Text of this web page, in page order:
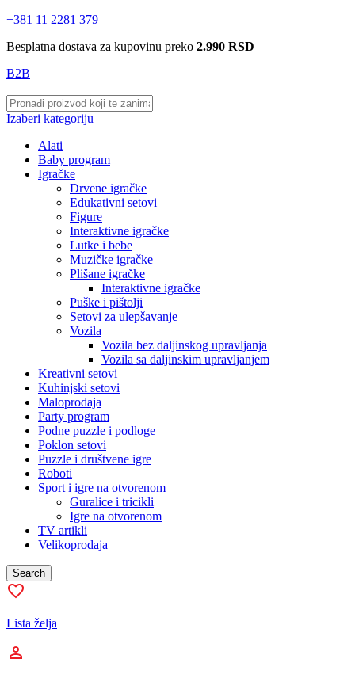
+381 11 2281 379
Besplatna dostava za kupovinu preko 2.990 RSD
B2B
Izaberi kategoriju
Alati
Baby program
Igračke
Drvene igračke
Edukativni setovi
Figure
Interaktivne igračke
Lutke i bebe
Muzičke igračke
Plišane igračke
Interaktivne igračke
Puške i pištolji
Setovi za ulepšavanje
Vozila
Vozila bez daljinskog upravljanja
Vozila sa daljinskim upravljanjem
Kreativni setovi
Kuhinjski setovi
Maloprodaja
Party program
Podne puzzle i podloge
Poklon setovi
Puzzle i društvene igre
Roboti
Sport i igre na otvorenom
Guralice i tricikli
Igre na otvorenom
TV artikli
Velikoprodaja
Search
Lista želja